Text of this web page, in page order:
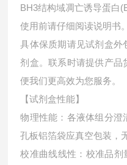
BH3结构域凋亡诱导蛋白
使用前请仔细阅读说明书
具体保质期请见试剂盒外
剂盒。联系时请提供产品
便我们更高效为您服务。
【试剂盒性能】
物理性能：各液体组分澄
孔板铝箔袋应真空包装，
校准曲线线性：校准品